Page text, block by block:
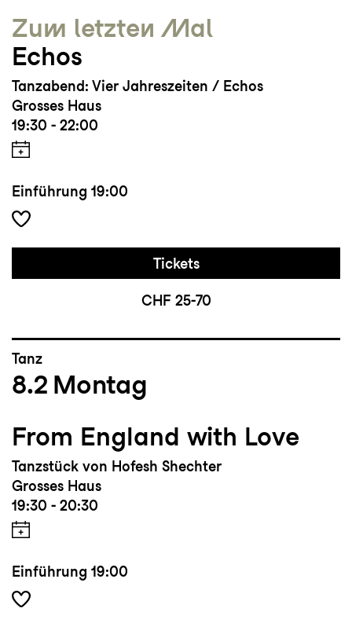
Zum letzten Mal
Echos
Tanzabend: Vier Jahreszeiten / Echos
Grosses Haus
19:30 - 22:00
Einführung 19:00
Tickets
CHF 25-70
Tanz
8.2 Montag
From England with Love
Tanzstück von Hofesh Shechter
Grosses Haus
19:30 - 20:30
Einführung 19:00